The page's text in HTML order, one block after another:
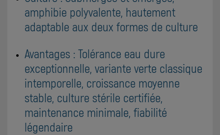
amphibie polyvalente, hautement
adaptable aux deux formes de culture
Avantages : Tolérance eau dure
exceptionnelle, variante verte classique
intemporelle, croissance moyenne
stable, culture stérile certifiée,
maintenance minimale, fiabilité
légendaire